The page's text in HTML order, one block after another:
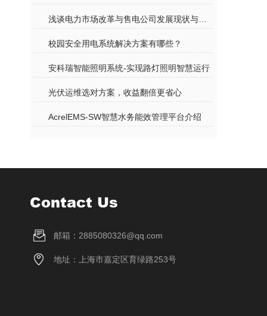
校园安全用电系统解决方案有哪些？
安科瑞智能照明系统-实现路灯照明智慧运行
光伏运维选对方案，收益翻倍更省心
AcrelEMS-SW智慧水务能效管理平台介绍
Contact Us
邮箱：2885080326@qq.com
地址：上海市嘉定区育绿路253号